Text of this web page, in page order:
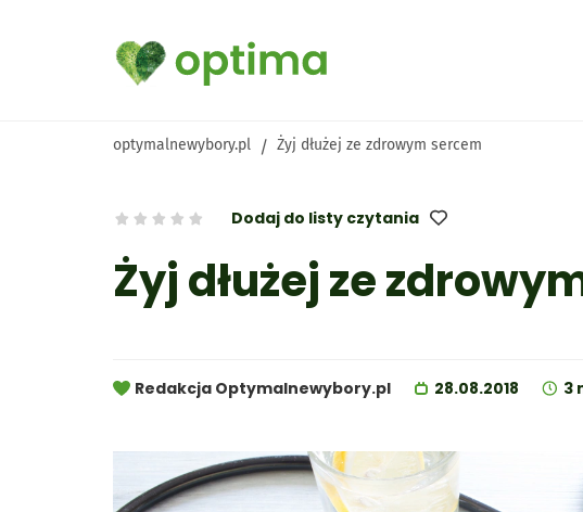
Wszystkie produkty
Infografiki
Zadbaj o mózg
Obniż ciśnienie
optymalnewybory.pl / Żyj dłużej ze zdrowym sercem
Dodaj do listy czytania
Żyj dłużej ze
Redakcja Optymalnewybory.pl 28.08.2018 3